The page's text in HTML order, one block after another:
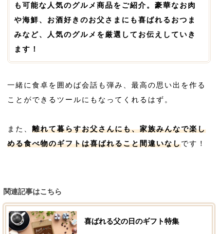
も可能な人気のグルメ商品をご紹介。豪華なお肉
や海鮮、お酒好きのお父さまにも喜ばれるおつま
みなど、人気のグルメを厳選してお伝えしていき
ます！
一緒に食卓を囲めば会話も弾み、最高の思い出を作る
ことができるツールにもなってくれるはず。
また、 離れて暮らすお父さんにも、家族みんなで楽し
める食べ物のギフトは喜ばれること間違いなしです！
関連記事はこちら
喜ばれる父の日のギフト特集